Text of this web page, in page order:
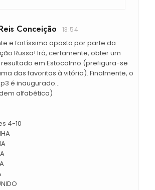
Conceição 13:54
e fortíssima aposta por parte da
Russa! Irá, certamente, obter um
em Estocolmo (prefigura-se
das favoritas à vitória). Finalmente, o
é inaugurado...
alfabética)
4-10